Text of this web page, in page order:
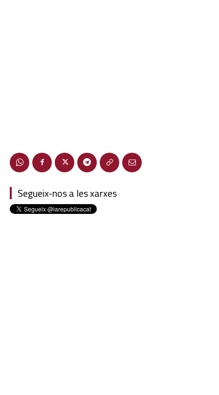
Segueix-nos a les xarxes